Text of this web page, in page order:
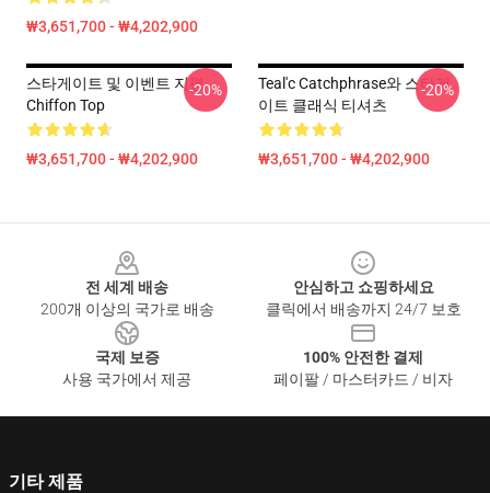
₩3,651,700 - ₩4,202,900
스타게이트 및 이벤트 지평
Chiffon Top
₩3,651,700 - ₩4,202,900
-20%
Teal'c Catchphrase와 스타게
이트 클래식 티셔츠
₩3,651,700 - ₩4,202,900
-20%
전 세계 배송
200개 이상의 국가로 배송
안심하고 쇼핑하세요
클릭에서 배송까지 24/7 보호
국제 보증
사용 국가에서 제공
100% 안전한 결제
페이팔 / 마스터카드 / 비자
기타 제품